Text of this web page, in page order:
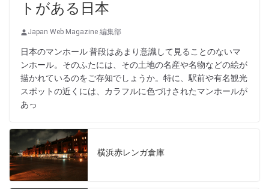
トがある日本
Japan Web Magazine 編集部
日本のマンホール 普段はあまり意識して見ることのないマ
ンホール。そのふたには、その土地の名産や名物などの絵が
描かれているのをご存知でしょうか。特に、駅前や有名観光
スポットの近くには、カラフルに色づけされたマンホールが
あっ
横浜赤レンガ倉庫